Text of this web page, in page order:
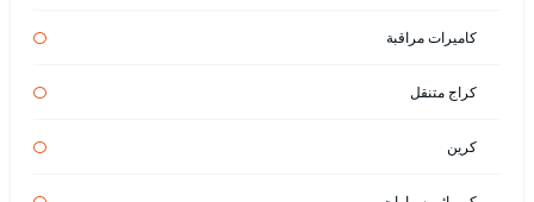
كاميرات مراقبة
كراج متنقل
كرين